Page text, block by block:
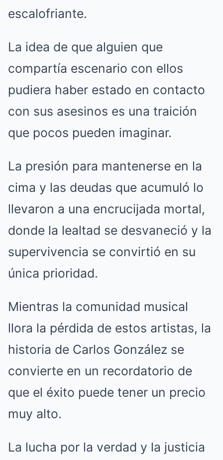
escalofriante.
La idea de que alguien que
compartía escenario con ellos
pudiera haber estado en contacto
con sus asesinos es una traición
que pocos pueden imaginar.
La presión para mantenerse en la
cima y las deudas que acumuló lo
llevaron a una encrucijada mortal,
donde la lealtad se desvaneció y la
supervivencia se convirtió en su
única prioridad.
Mientras la comunidad musical
llora la pérdida de estos artistas, la
historia de Carlos González se
convierte en un recordatorio de
que el éxito puede tener un precio
muy alto.
La lucha por la verdad y la justicia